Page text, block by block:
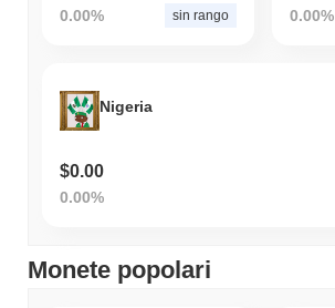
0.00% sin rango 0.00%
Nigeria
$0.00
0.00%
Monete popolari